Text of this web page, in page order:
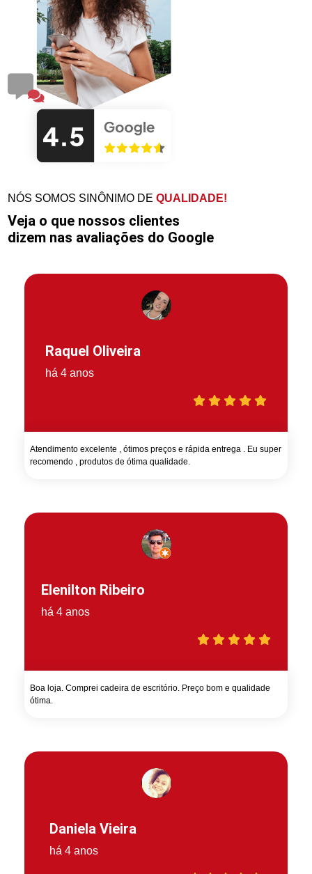
NÓS SOMOS SINÔNIMO DEQUALIDADE!
Veja o que nossos clientes
dizem nas avaliações do Google
Raquel Oliveira
há 4 anos
Atendimento excelente , ótimos preços e rápida entrega . Eu super
recomendo , produtos de ótima qualidade.
Elenilton Ribeiro
há 4 anos
Boa loja. Comprei cadeira de escritório. Preço bom e qualidade
ótima.
Daniela Vieira
há 4 anos